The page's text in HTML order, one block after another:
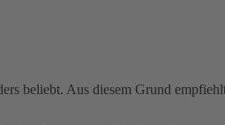
beliebt. Aus diesem Grund